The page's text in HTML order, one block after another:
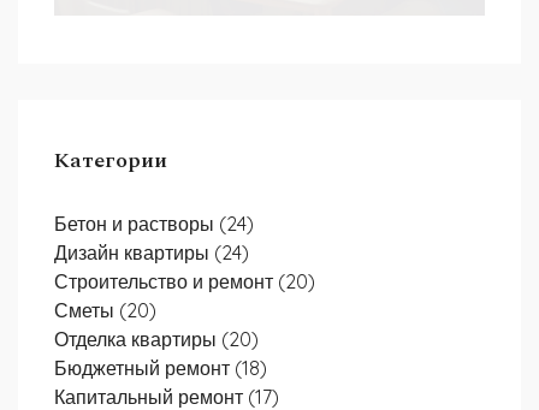
Категории
Бетон и растворы (24)
Дизайн квартиры (24)
Строительство и ремонт (20)
Сметы (20)
Отделка квартиры (20)
Бюджетный ремонт (18)
Капитальный ремонт (17)